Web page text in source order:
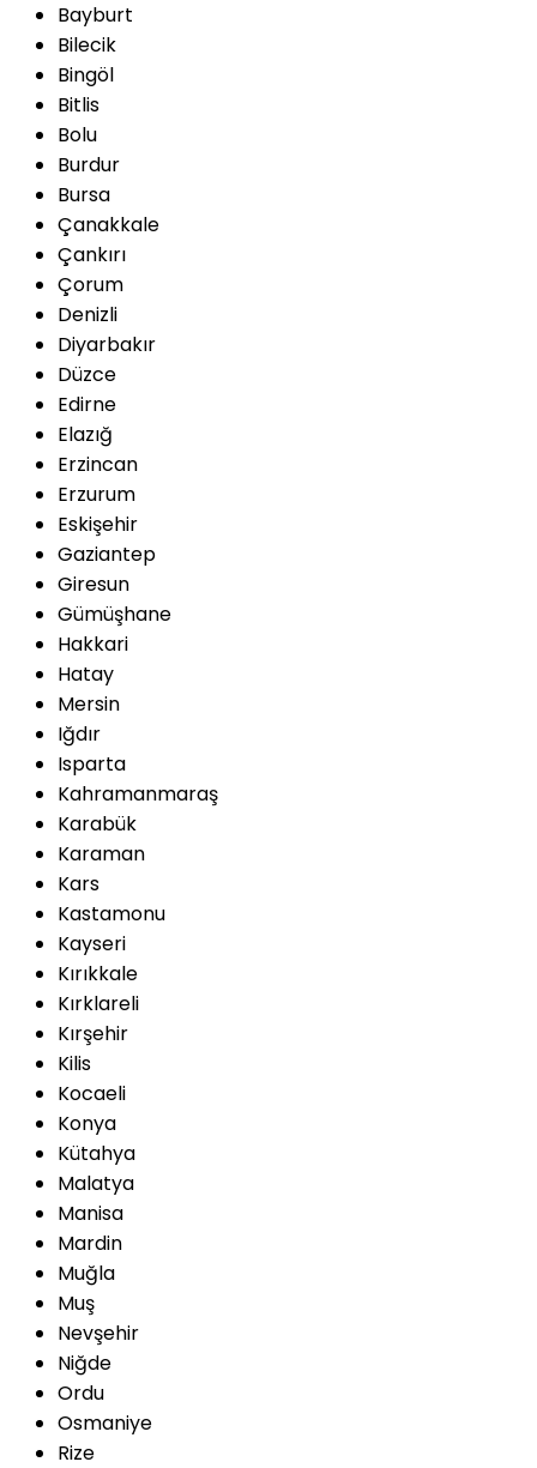
Bayburt
Bilecik
Bingöl
Bitlis
Bolu
Burdur
Bursa
Çanakkale
Çankırı
Çorum
Denizli
Diyarbakır
Düzce
Edirne
Elazığ
Erzincan
Erzurum
Eskişehir
Gaziantep
Giresun
Gümüşhane
Hakkari
Hatay
Mersin
Iğdır
Isparta
Kahramanmaraş
Karabük
Karaman
Kars
Kastamonu
Kayseri
Kırıkkale
Kırklareli
Kırşehir
Kilis
Kocaeli
Konya
Kütahya
Malatya
Manisa
Mardin
Muğla
Muş
Nevşehir
Niğde
Ordu
Osmaniye
Rize